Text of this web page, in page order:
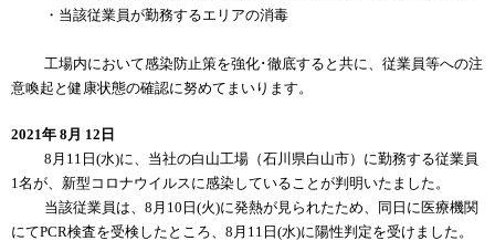
・当該従業員が勤務するエリアの消毒
工場内において感染防止策を強化･徹底すると共に、従業員等への注
意喚起と健康状態の確認に努めてまいります。
2021年 8月 12日
8月11日(水)に、当社の白山工場（石川県白山市）に勤務する従業員
1名が、新型コロナウイルスに感染していることが判明いたました。
当該従業員は、8月10日(火)に発熱が見られたため、同日に医療機関
にてPCR検査を受検したところ、8月11日(水)に陽性判定を受けました。